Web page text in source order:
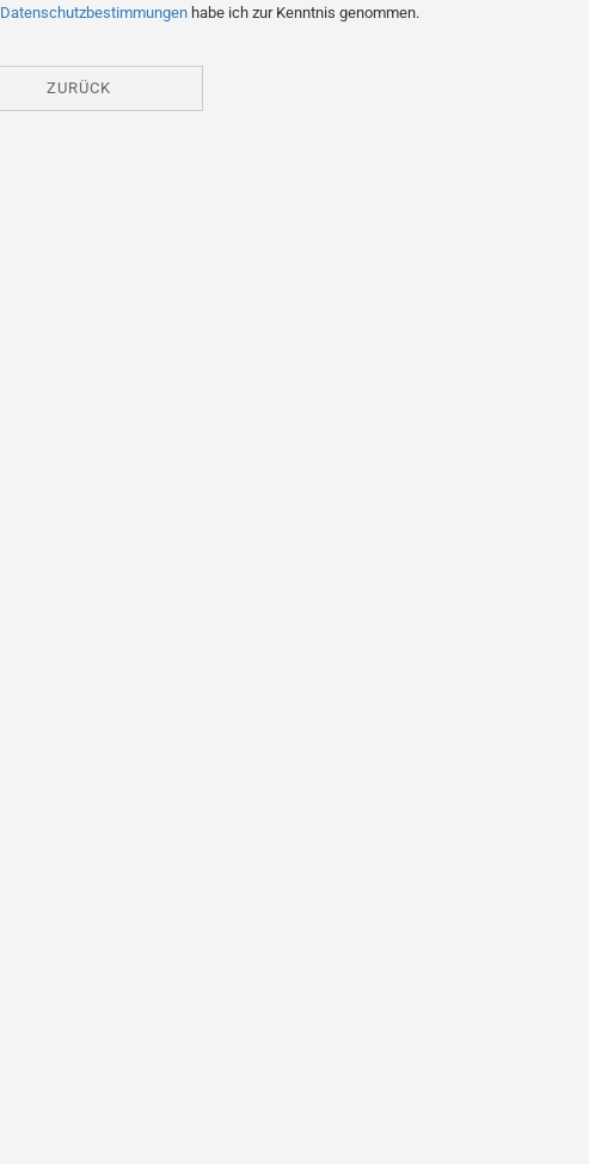
Datenschutzbestimmungenhabe ich zur Kenntnis genommen.
ZURÜCK